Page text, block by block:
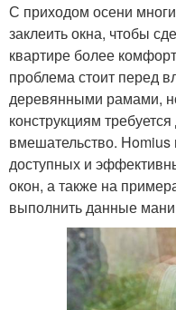
С приходом осени
заклеить окна, чтобы
квартире более
проблема стоит перед
деревянными рамами,
конструкциям
вмешательство. Homius
доступных и
окон, а также на
выполнить данные